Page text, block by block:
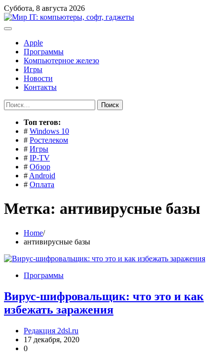
Перейти
к
содержимому
Суббота, 8 августа 2026
Apple
Программы
Компьютерное железо
Игры
Новости
Контакты
Найти:
Toп тегов:
# Windows 10
# Ростелеком
# Игры
# IP-TV
# Обзор
# Android
# Оплата
Метка: антивирусные базы
Home
антивирусные базы
Программы
Вирус-шифровальщик: что это и как
избежать заражения
Редакция 2dsl.ru
17 декабря, 2020
0